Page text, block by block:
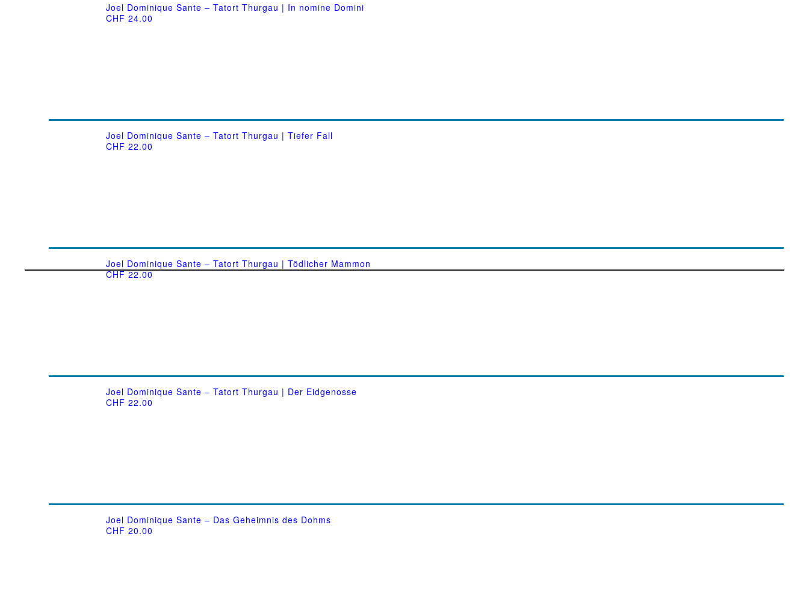
Joel Dominique Sante – Tatort Thurgau | In nomine Domini
CHF 24.00
Joel Dominique Sante – Tatort Thurgau | Tiefer Fall
CHF 22.00
Joel Dominique Sante – Tatort Thurgau | Tödlicher Mammon
CHF22.00
Joel Dominique Sante – Tatort Thurgau | Der Eidgenosse
CHF 22.00
Joel Dominique Sante – Das Geheimnis des Dohms
CHF 20.00